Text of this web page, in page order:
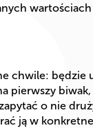
wartościach
chwile: będzie
pierwszy
o nie
ją w